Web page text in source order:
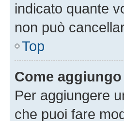
indicato quante
non può
Top
Come
Per aggiungere
che puoi fare